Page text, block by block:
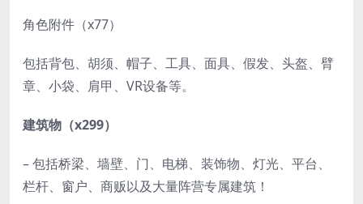
角色附件（x77）
包括背包、胡须、帽子、工具、面具、假发、头盔、臂
章、小袋、肩甲、VR设备等。
建筑物（x299）
– 包括桥梁、墙壁、门、电梯、装饰物、灯光、平台、
栏杆、窗户、商贩以及大量阵营专属建筑！